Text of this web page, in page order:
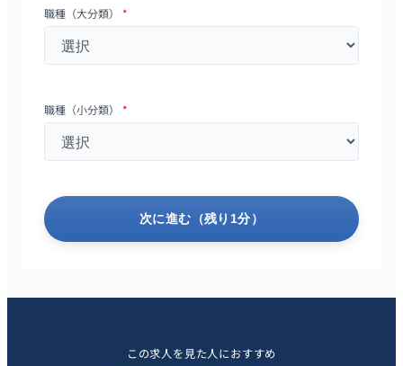
職種（大分類） *
職種（小分類） *
次に進む（残り1分）
この求人を見た人におすすめ